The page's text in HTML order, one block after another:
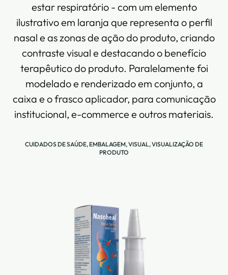
estar respiratório - com um elemento
ilustrativo em laranja que representa o perfil
nasal e as zonas de ação do produto, criando
contraste visual e destacando o benefício
terapêutico do produto. Paralelamente foi
modelado e renderizado em conjunto, a
caixa e o frasco aplicador, para comunicação
institucional, e-commerce e outros materiais.
CUIDADOS DE SAÚDE, EMBALAGEM,VISUAL,VISUALIZAÇÃO DE
PRODUTO